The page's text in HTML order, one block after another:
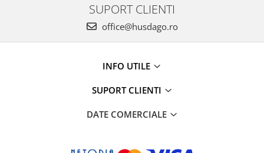
SUPORT CLIENTI
office@husdago.ro
INFO UTILE
SUPORT CLIENTI
DATE COMERCIALE